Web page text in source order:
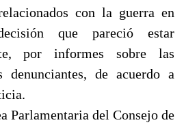
con la guerra en
que pareció estar
por informes sobre las
denunciantes, de acuerdo a
Parlamentaria del Consejo de